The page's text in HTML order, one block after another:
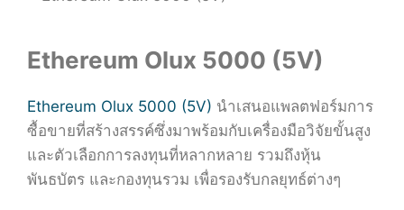
Ethereum Olux 5000 (5V)
Ethereum Olux 5000 (5V) นำเสนอแพลตฟอร์มการ
ซื้อขายที่สร้างสรรค์ซึ่งมาพร้อมกับเครื่องมือวิจัยขั้นสูง
และตัวเลือกการลงทุนที่หลากหลาย รวมถึงหุ้น
พันธบัตร และกองทุนรวม เพื่อรองรับกลยุทธ์ต่างๆ